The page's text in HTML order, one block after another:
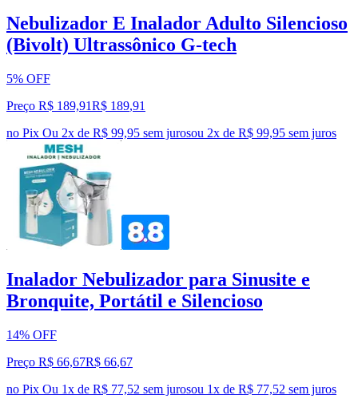
Nebulizador E Inalador Adulto Silencioso
(Bivolt) Ultrassônico G-tech
5% OFF
Preço R$ 189,91R$ 189,91
no Pix Ou 2x de R$ 99,95 sem jurosou 2x de R$ 99,95 sem juros
Inalador Nebulizador para Sinusite e
Bronquite, Portátil e Silencioso
14% OFF
Preço R$ 66,67R$ 66,67
no Pix Ou 1x de R$ 77,52 sem jurosou 1x de R$ 77,52 sem juros